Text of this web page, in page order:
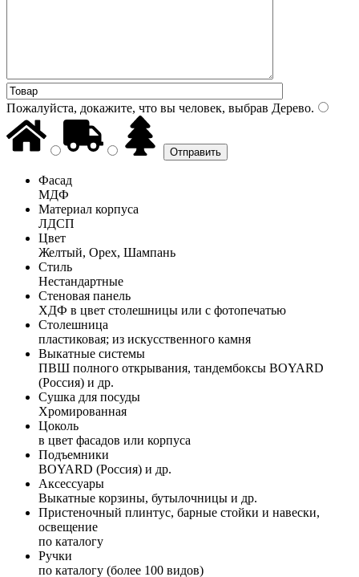
Пожалуйста, докажите, что вы человек, выбрав Дерево.
Фасад
МДФ
Материал корпуса
ЛДСП
Цвет
Желтый, Орех, Шампань
Стиль
Нестандартные
Стеновая панель
ХДФ в цвет столешницы или с фотопечатью
Столешница
пластиковая; из искусственного камня
Выкатные системы
ПВШ полного открывания, тандембоксы BOYARD
(Россия) и др.
Сушка для посуды
Хромированная
Цоколь
в цвет фасадов или корпуса
Подъемники
BOYARD (Россия) и др.
Аксессуары
Выкатные корзины, бутылочницы и др.
Пристеночный плинтус, барные стойки и навески,
освещение
по каталогу
Ручки
по каталогу (более 100 видов)